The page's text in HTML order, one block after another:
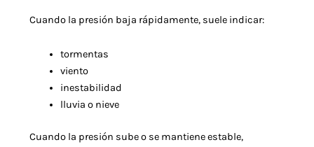
Cuando la presión baja rápidamente, suele indicar:
tormentas
viento
inestabilidad
lluvia o nieve
Cuando la presión sube o se mantiene estable,